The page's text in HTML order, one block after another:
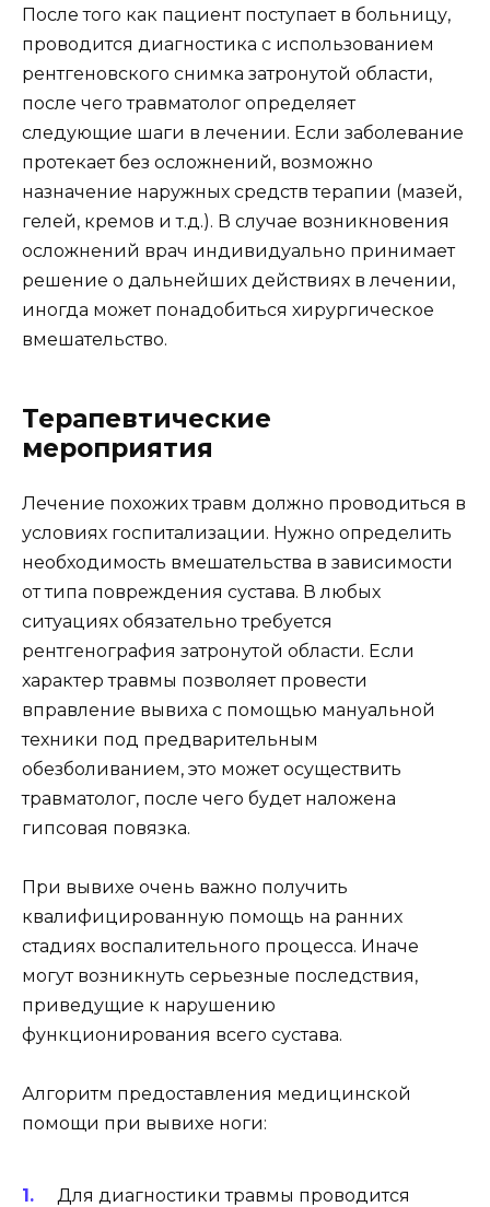
После того как пациент поступает в больницу,
проводится диагностика с использованием
рентгеновского снимка затронутой области,
после чего травматолог определяет
следующие шаги в лечении. Если заболевание
протекает без осложнений, возможно
назначение наружных средств терапии (мазей,
гелей, кремов и т.д.). В случае возникновения
осложнений врач индивидуально принимает
решение о дальнейших действиях в лечении,
иногда может понадобиться хирургическое
вмешательство.
Терапевтические
мероприятия
Лечение похожих травм должно проводиться в
условиях госпитализации. Нужно определить
необходимость вмешательства в зависимости
от типа повреждения сустава. В любых
ситуациях обязательно требуется
рентгенография затронутой области. Если
характер травмы позволяет провести
вправление вывиха с помощью мануальной
техники под предварительным
обезболиванием, это может осуществить
травматолог, после чего будет наложена
гипсовая повязка.
При вывихе очень важно получить
квалифицированную помощь на ранних
стадиях воспалительного процесса. Иначе
могут возникнуть серьезные последствия,
приведущие к нарушению
функционирования всего сустава.
Алгоритм предоставления медицинской
помощи при вывихе ноги:
Для диагностики травмы проводится